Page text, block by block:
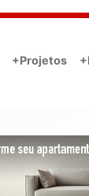
+Projetos